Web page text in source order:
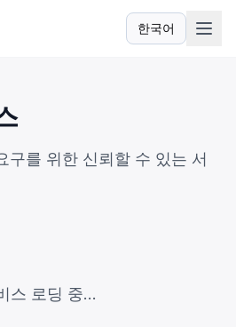
한국어
언어
구를 위한 신뢰할 수 있는 서
스 로딩 중...